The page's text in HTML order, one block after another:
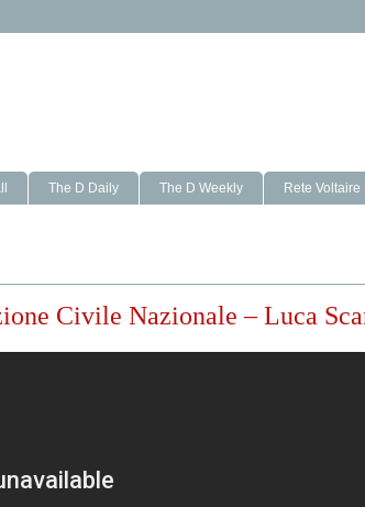
The D Daily The D Weekly Rete Voltaire
Civile Nazionale – Luca